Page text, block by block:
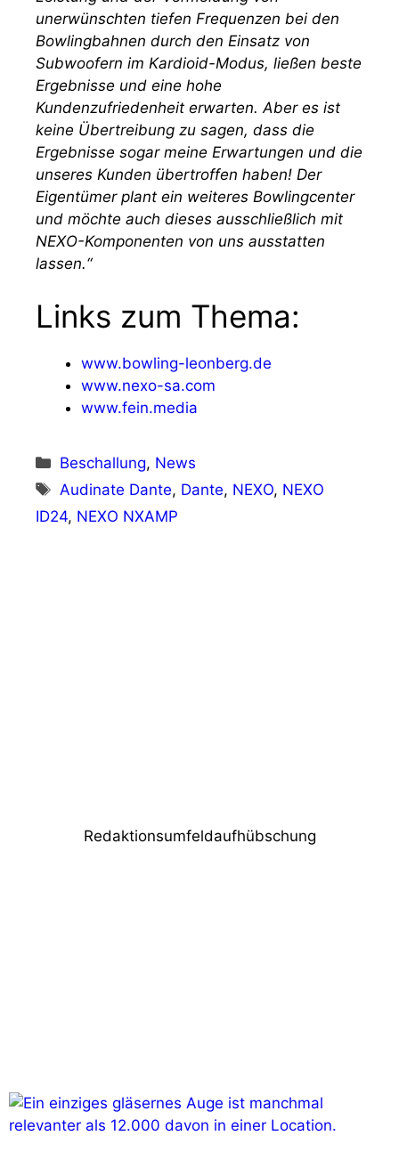
unerwünschten tiefen Frequenzen bei den
Bowlingbahnen durch den Einsatz von
Subwoofern im Kardioid-Modus, ließen beste
Ergebnisse und eine hohe
Kundenzufriedenheit erwarten. Aber es ist
keine Übertreibung zu sagen, dass die
Ergebnisse sogar meine Erwartungen und die
unseres Kunden übertroffen haben! Der
Eigentümer plant ein weiteres Bowlingcenter
und möchte auch dieses ausschließlich mit
NEXO-Komponenten von uns ausstatten
lassen.“
Links zum Thema:
www.bowling-leonberg.de
www.nexo-sa.com
www.fein.media
Kategorien
Beschallung, News
Schlagwörter
Audinate Dante, Dante, NEXO, NEXO
ID24, NEXO NXAMP
Redaktionsumfeldaufhübschung